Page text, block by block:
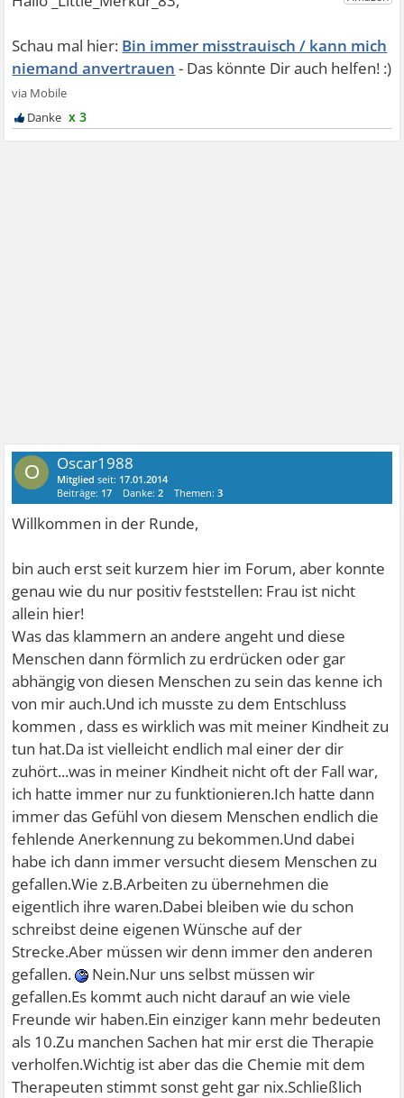
Bin immer misstrauisch / kann mich
niemand anvertrauen
x 3
O Oscar1988
Mitglied seit: 17.01.2014
Beiträge: 17 Danke:2 Themen:3
Willkommen in der Runde,
bin auch erst seit kurzem hier im Forum, aber konnte
genau wie du nur positiv feststellen: Frau ist nicht
allein hier!
Was das klammern an andere angeht und diese
Menschen dann förmlich zu erdrücken oder gar
abhängig von diesen Menschen zu sein das kenne ich
von mir auch.Und ich musste zu dem Entschluss
kommen , dass es wirklich was mit meiner Kindheit zu
tun hat.Da ist vielleicht endlich mal einer der dir
zuhört...was in meiner Kindheit nicht oft der Fall war,
ich hatte immer nur zu funktionieren.Ich hatte dann
immer das Gefühl von diesem Menschen endlich die
fehlende Anerkennung zu bekommen.Und dabei
habe ich dann immer versucht diesem Menschen zu
gefallen.Wie z.B.Arbeiten zu übernehmen die
eigentlich ihre waren.Dabei bleiben wie du schon
schreibst deine eigenen Wünsche auf der
Strecke.Aber müssen wir denn immer den anderen
gefallen.
Nein.Nur uns selbst müssen wir
gefallen.Es kommt auch nicht darauf an wie viele
Freunde wir haben.Ein einziger kann mehr bedeuten
als 10.Zu manchen Sachen hat mir erst die Therapie
verholfen.Wichtig ist aber das die Chemie mit dem
Therapeuten stimmt sonst geht gar nix.Schließlich